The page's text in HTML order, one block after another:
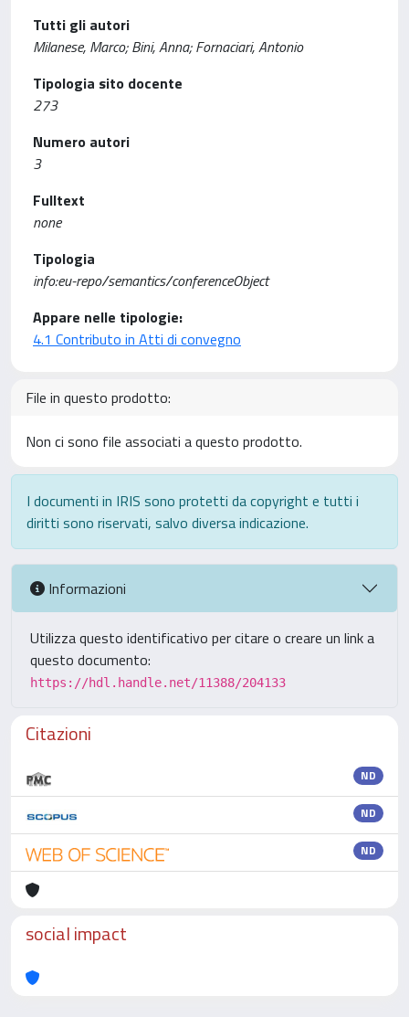
Tutti gli autori
Milanese, Marco; Bini, Anna; Fornaciari, Antonio
Tipologia sito docente
273
Numero autori
3
Fulltext
none
Tipologia
info:eu-repo/semantics/conferenceObject
Appare nelle tipologie:
4.1 Contributo in Atti di convegno
File in questo prodotto:
Non ci sono file associati a questo prodotto.
I documenti in IRIS sono protetti da copyright e tutti i
diritti sono riservati, salvo diversa indicazione.
Informazioni
Utilizza questo identificativo per citare o creare un link a
questo documento:
https://hdl.handle.net/11388/204133
Citazioni
ND
ND
ND
social impact